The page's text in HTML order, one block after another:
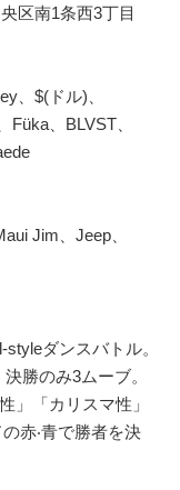
区南1条⻄3丁目
、$(ドル)、
Füka、BLVST、
Jim、Jeep、
ダンスバトル。
勝のみ3ムーブ。
」「カリスマ性」
赤‧⻘で勝者を決